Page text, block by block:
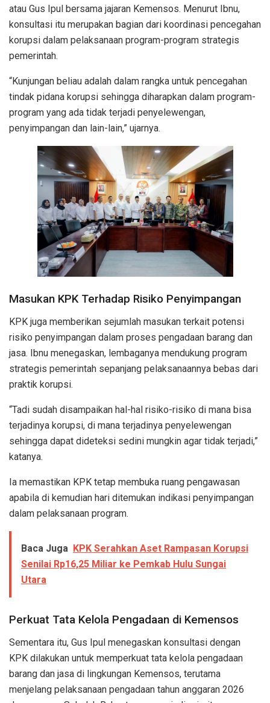
atau Gus Ipul bersama jajaran Kemensos. Menurut Ibnu,
konsultasi itu merupakan bagian dari koordinasi pencegahan
korupsi dalam pelaksanaan program-program strategis
pemerintah.
“Kunjungan beliau adalah dalam rangka untuk pencegahan
tindak pidana korupsi sehingga diharapkan dalam program-
program yang ada tidak terjadi penyelewengan,
penyimpangan dan lain-lain,” ujarnya.
Masukan KPK Terhadap Risiko Penyimpangan
KPK juga memberikan sejumlah masukan terkait potensi
risiko penyimpangan dalam proses pengadaan barang dan
jasa. Ibnu menegaskan, lembaganya mendukung program
strategis pemerintah sepanjang pelaksanaannya bebas dari
praktik korupsi.
“Tadi sudah disampaikan hal-hal risiko-risiko di mana bisa
terjadinya korupsi, di mana terjadinya penyelewengan
sehingga dapat dideteksi sedini mungkin agar tidak terjadi,”
katanya.
Ia memastikan KPK tetap membuka ruang pengawasan
apabila di kemudian hari ditemukan indikasi penyimpangan
dalam pelaksanaan program.
Baca Juga KPK Serahkan Aset Rampasan Korupsi
Senilai Rp16,25 Miliar ke Pemkab Hulu Sungai
Utara
Perkuat Tata Kelola Pengadaan di Kemensos
Sementara itu, Gus Ipul menegaskan konsultasi dengan
KPK dilakukan untuk memperkuat tata kelola pengadaan
barang dan jasa di lingkungan Kemensos, terutama
menjelang pelaksanaan pengadaan tahun anggaran 2026